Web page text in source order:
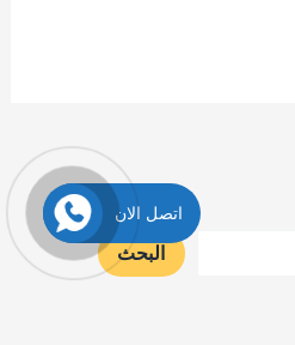
البحث
اتصل الان